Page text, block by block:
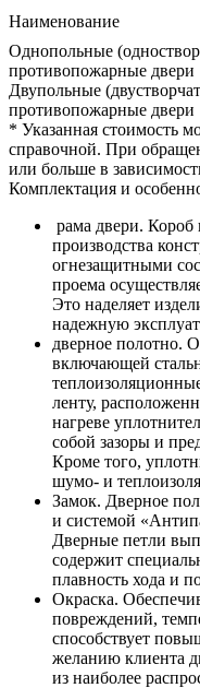
Наименование
Однопольные
противопожарные двери
Двупольные
противопожарные двери
* Указанная стоимость
справочной. При
или больше в
Комплектация и
рама двери. Короб
производства
огнезащитными
проема
Это наделяет
надежную
дверное полотно.
включающей
ленту,
нагреве
собой зазоры и
Кроме того,
шумо- и
Замок. Дверное
и системой
Дверные петли
содержит
плавность хода и
Окраска.
повреждений,
способствует
желанию клиента
из наиболее